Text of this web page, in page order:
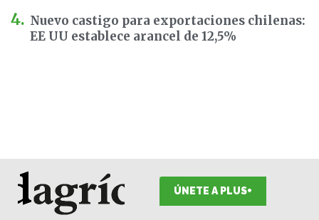
Nuevo castigo para exportaciones chilenas:
EE UU establece arancel de 12,5%
ÚNETE A PLUS+